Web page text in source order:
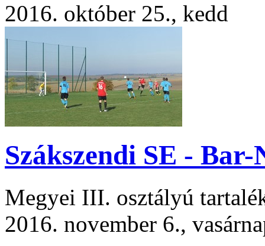
2016. október 25., kedd
Szákszendi SE -
Megyei III. osztályú
2016. november 6.,